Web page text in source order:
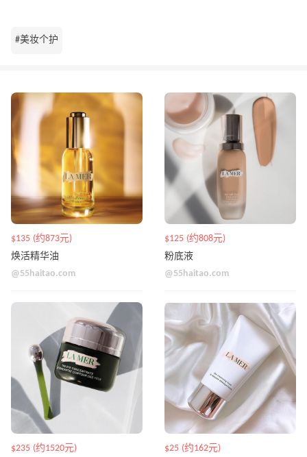
#美妆个护
$135 (约873元)
焕活精华油
@55haitao.com
$125 (约808元)
粉底液
@55haitao.com
$235 (约1520元)
$25 (约162元)